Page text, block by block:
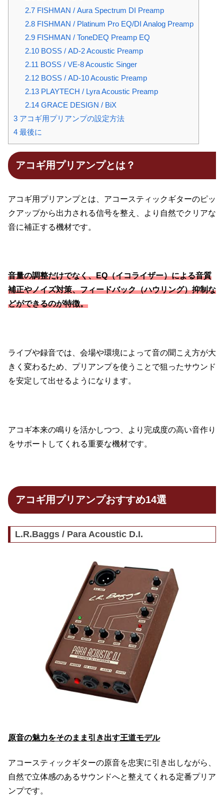
2.7FISHMAN / Aura Spectrum DI Preamp
2.8FISHMAN / Platinum Pro EQ/DI Analog Preamp
2.9FISHMAN / ToneDEQ Preamp EQ
2.10BOSS / AD-2 Acoustic Preamp
2.11BOSS / VE-8 Acoustic Singer
2.12BOSS / AD-10 Acoustic Preamp
2.13PLAYTECH / Lyra Acoustic Preamp
2.14GRACE DESIGN / BiX
3 アコギ用プリアンプの設定方法
4 最後に
アコギ用プリアンプとは？
アコギ用プリアンプとは、アコースティックギターのピッ
クアップから出力される信号を整え、より自然でクリアな
音に補正する機材です。
音量の調整だけでなく、EQ（イコライザー）による音質
補正やノイズ対策、フィードバック（ハウリング）抑制な
どができるのが特徴。
ライブや録音では、会場や環境によって音の聞こえ方が大
きく変わるため、プリアンプを使うことで狙ったサウンド
を安定して出せるようになります。
アコギ本来の鳴りを活かしつつ、より完成度の高い音作り
をサポートしてくれる重要な機材です。
アコギ用プリアンプおすすめ14選
L.R.Baggs / Para Acoustic D.I.
原音の魅力をそのまま引き出す王道モデル
アコースティックギターの原音を忠実に引き出しながら、
自然で立体感のあるサウンドへと整えてくれる定番プリア
ンプです。